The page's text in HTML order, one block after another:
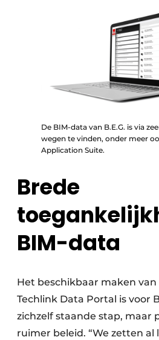
De BIM-data van B.E.G. is via
wegen te vinden, onder meer
Application Suite.
Brede
BIM-data
Het beschikbaar maken
Techlink Data Portal is voor
zichzelf staande stap, maar
ruimer beleid. “We zetten al